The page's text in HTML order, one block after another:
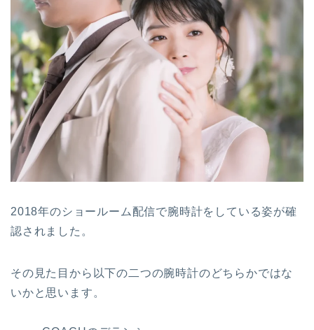
2018年のショールーム配信で腕時計をしている姿が確
認されました。
その見た目から以下の二つの腕時計のどちらかではな
いかと思います。